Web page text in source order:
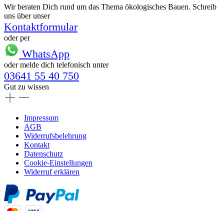
Wir beraten Dich rund um das Thema ökologisches Bauen. Schreib
uns über unser
Kontaktformular
oder per
WhatsApp
oder melde dich telefonisch unter
03641 55 40 750
Gut zu wissen
Impressum
AGB
Widerrufsbelehrung
Kontakt
Datenschutz
Cookie-Einstellungen
Widerruf erklären